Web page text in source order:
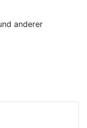
anderer